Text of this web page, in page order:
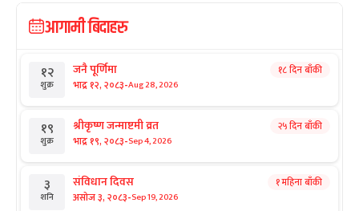
आगामी बिदाहरु
१२
शुक्र
जनै पूर्णिमा
भाद्र १२, २०८३-Aug 28, 2026
१८ दिन बाँकी
१९
शुक्र
श्रीकृष्ण जन्माष्टमी व्रत
भाद्र १९, २०८३-Sep 4, 2026
२५ दिन बाँकी
३
शनि
संविधान दिवस
असोज ३, २०८३-Sep 19, 2026
१ महिना बाँकी